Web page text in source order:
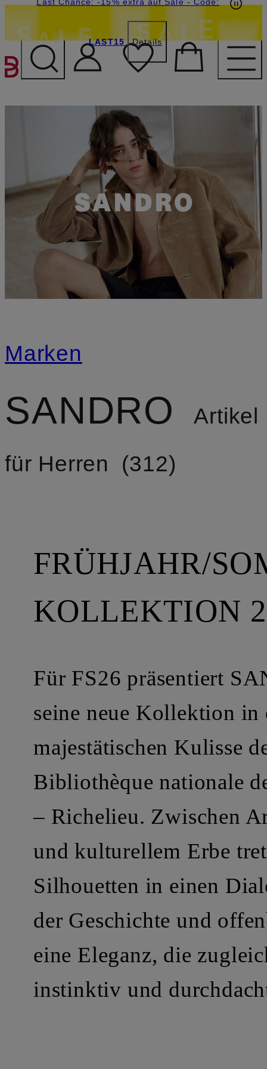
ZUM HAUPTINHALT
LAST15 Details
Marken
SANDRO
Artikel
für Herren
312
FRÜHJAHR/
KOLLEKTION
Für FS26 präsentiert
seine neue Kollektion in
majestätischen Kulisse
Bibliothèque nationale
– Richelieu. Zwischen
und kulturellem Erbe
Silhouetten in einen
der Geschichte und
eine Eleganz, die
instinktiv und